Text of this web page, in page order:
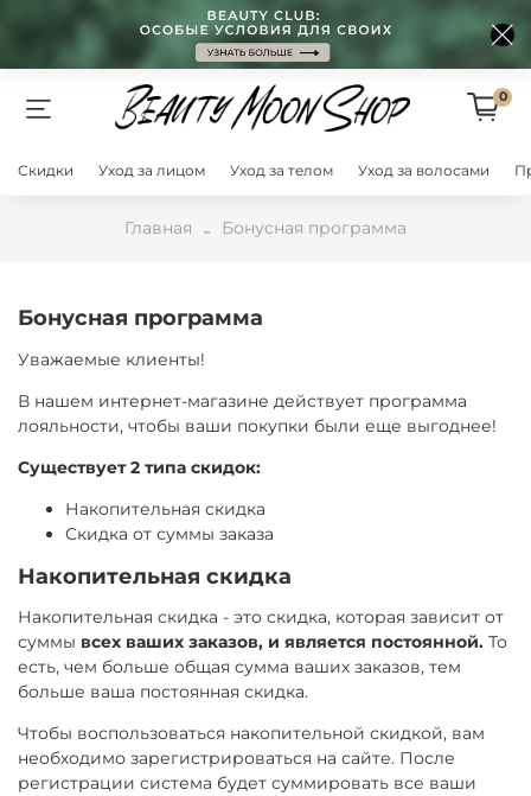
0
Скидки Уход за лицом Уход за телом Уход за волосами
Главная Бонусная программа
Бонусная программа
Уважаемые клиенты!
В нашем интернет-магазине действует программа
лояльности, чтобы ваши покупки были еще выгоднее!
Существует 2 типа скидок:
Накопительная скидка
Скидка от суммы заказа
Накопительная скидка
Накопительная скидка - это скидка, которая зависит от
суммы всех ваших заказов, и является постоянной. То
есть, чем больше общая сумма ваших заказов, тем
больше ваша постоянная скидка.
Чтобы воспользоваться накопительной скидкой, вам
необходимо зарегистрироваться на сайте. После
регистрации система будет суммировать все ваши